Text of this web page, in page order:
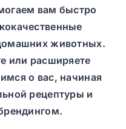
вам быстро
животных.
или расширяете
о вас, начиная
рецептуры и